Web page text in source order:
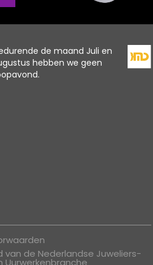
de maand Juli en
hebben we geen
van de Nederlandse Juweliers-
Uurwerkenbranche